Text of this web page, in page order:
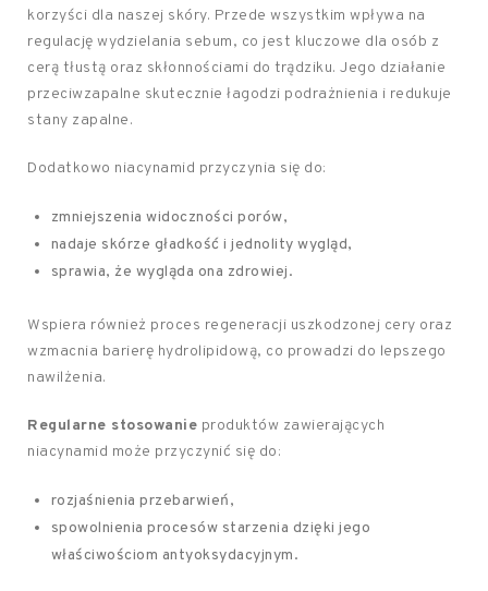
korzyści dla naszej skóry. Przede wszystkim wpływa na
regulację wydzielania sebum, co jest kluczowe dla osób z
cerą tłustą oraz skłonnościami do trądziku. Jego działanie
przeciwzapalne skutecznie łagodzi podrażnienia i redukuje
stany zapalne.
Dodatkowo niacynamid przyczynia się do:
zmniejszenia widoczności porów,
nadaje skórze gładkość i jednolity wygląd,
sprawia, że wygląda ona zdrowiej.
Wspiera również proces regeneracji uszkodzonej cery oraz
wzmacnia barierę hydrolipidową, co prowadzi do lepszego
nawilżenia.
Regularne stosowanie produktów zawierających
niacynamid może przyczynić się do:
rozjaśnienia przebarwień,
spowolnienia procesów starzenia dzięki jego
właściwościom antyoksydacyjnym.